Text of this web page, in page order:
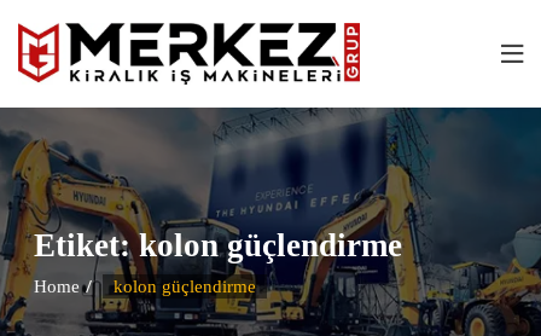
Etiket:kolon güçlendirme
Home kolon güçlendirme